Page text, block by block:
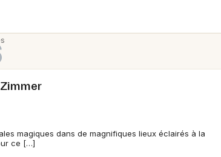
magiques dans de magnifiques lieux éclairés à la
ce […]